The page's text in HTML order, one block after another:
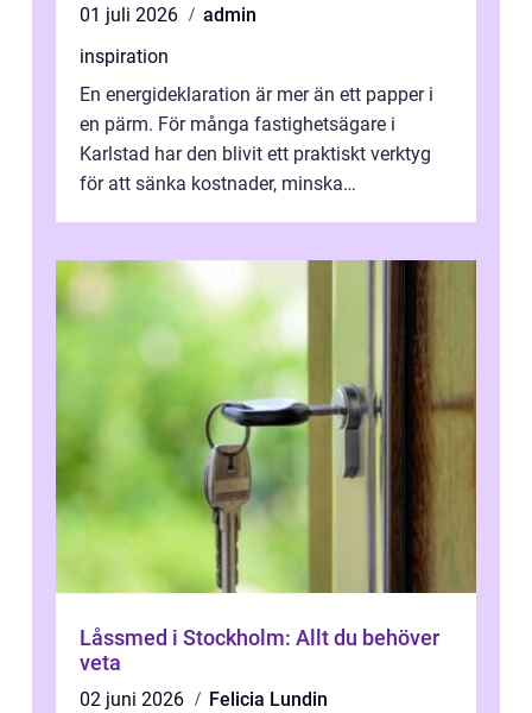
01 juli 2026
admin
inspiration
En energideklaration är mer än ett papper i
en pärm. För många fastighetsägare i
Karlstad har den blivit ett praktiskt verktyg
för att sänka kostnader, minska
Låssmed i Stockholm: Allt du behöver
veta
02 juni 2026
Felicia Lundin